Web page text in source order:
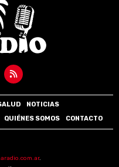
NOTICIAS
QUIÉNES SOMOS CONTACTO
.